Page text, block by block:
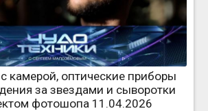
камерой, оптические приборы
за звездами и сыворотки
фотошопа 11.04.2026